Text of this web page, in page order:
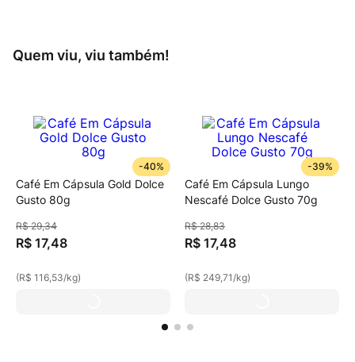
Quem viu, viu também!
-40%
Café Em Cápsula Gold Dolce
Gusto 80g
R$ 29,34
R$ 17,48
(R$ 116,53/kg)
-39%
Café Em Cápsula Lungo
Nescafé Dolce Gusto 70g
R$ 28,83
R$ 17,48
(R$ 249,71/kg)